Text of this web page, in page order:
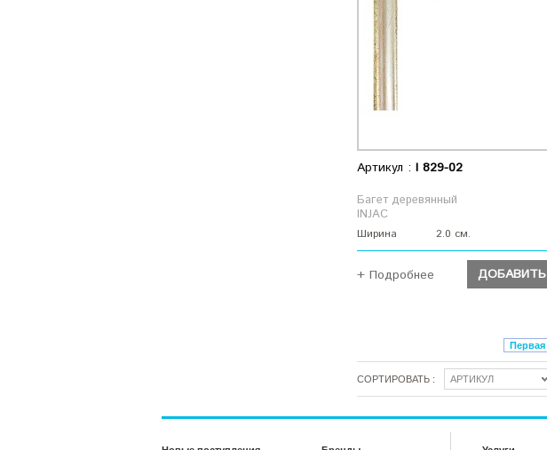
Артикул : I 829-02
Багет деревянный
INJAC
Ширина 2.0 см.
+ Подробнее ДОБАВИТЬ
Первая
СОРТИРОВАТЬ : АРТИКУЛ